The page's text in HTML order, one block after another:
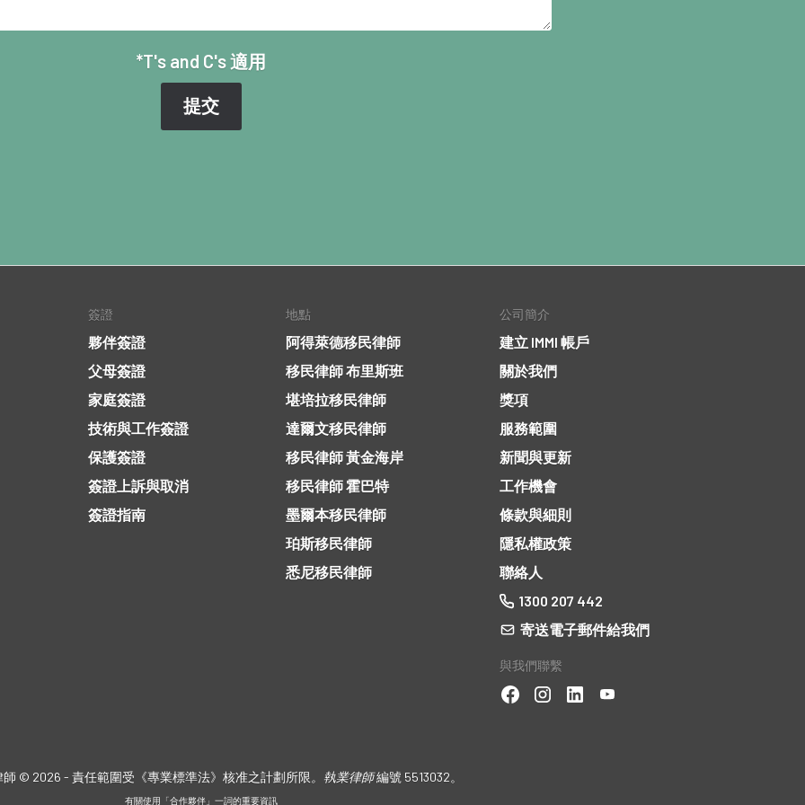
*T's and C's 適用
地點
阿得萊德移民律師
移民律師 布里斯班
堪培拉移民律師
達爾文移民律師
移民律師 黃金海岸
移民律師 霍巴特
墨爾本移民律師
珀斯移民律師
悉尼移民律師
簽證
夥伴簽證
父母簽證
家庭簽證
技術與工作簽證
保護簽證
簽證上訴與取消
簽證指南
公司簡介
建立 IMMI 帳戶
關於我們
獎項
服務範圍
新聞與更新
工作機會
條款與細則
隱私權政策
聯絡人
1300 207 442
寄送電子郵件給我們
與我們聯繫
師 © 2026 - 責任範圍受《專業標準法》核准之計劃所限。執業律師編號 5513032。
有關使用「合作夥伴」一詞的重要資訊